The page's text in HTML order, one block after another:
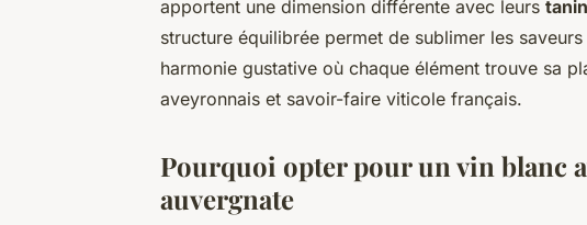
apportent une dimension différente avec leurs
structure équilibrée permet de sublimer les
harmonie gustative où chaque élément trouve sa
aveyronnais et savoir-faire viticole français.
Pourquoi opter pour un vin blanc
auvergnate